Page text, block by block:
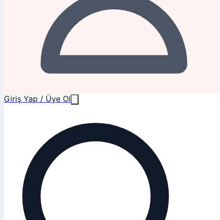
Giriş Yap / Üye Ol